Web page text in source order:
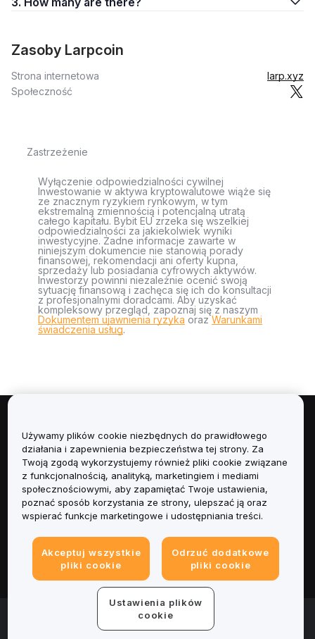
Zasoby Larpcoin
Strona internetowa
larp.xyz
Społeczność
Zastrzeżenie
Wyłączenie odpowiedzialności cywilnej
Inwestowanie w aktywa kryptowalutowe wiąże się
ze znacznym ryzykiem rynkowym, w tym
ekstremalną zmiennością i potencjalną utratą
całego kapitału. Bybit EU zrzeka się wszelkiej
odpowiedzialności za jakiekolwiek wyniki
inwestycyjne. Żadne informacje zawarte w
niniejszym dokumencie nie stanowią porady
finansowej, rekomendacji ani oferty kupna,
sprzedaży lub posiadania cyfrowych aktywów.
Inwestorzy powinni niezależnie ocenić swoją
sytuację finansową i zachęca się ich do konsultacji
z profesjonalnymi doradcami. Aby uzyskać
kompleksowy przegląd, zapoznaj się z naszym
Dokumentem ujawnienia ryzyka orazWarunkami
świadczenia usług.
Informacje
Usługi
Obsługa Klienta
Informacje prawne
© 2025-2026 Bybit.eu. All rights reserved.
Używamy plików cookie niezbędnych do prawidłowego
działania i zapewnienia bezpieczeństwa tej strony. Za
Twoją zgodą wykorzystujemy również pliki cookie związane
z funkcjonalnością, analityką, marketingiem i mediami
społecznościowymi, aby zapamiętać Twoje ustawienia,
poznać sposób korzystania ze strony, ulepszać ją oraz
wspierać funkcje marketingowe i udostępniania treści.
Akceptuj wszystkie
pliki cookie
Odrzuć dodatkowe
pliki cookie
Ustawienia plików
cookie